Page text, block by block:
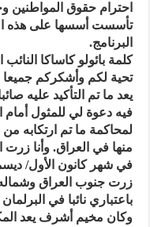
احترام حقوق
تأسست أسسها على هذه
البرنامج.
كلمة بائولو كاساكا
تحية لكم وأشكركم جميعا
يعد ما تم التأكيد عليه
فيه دعوة لي للمثول أمام
منها في العراق. وأنا
في شهر كانون الأول/
زرت جنوب العراق
باعتباري نائبا في
وكان مخيم أشرف يعد